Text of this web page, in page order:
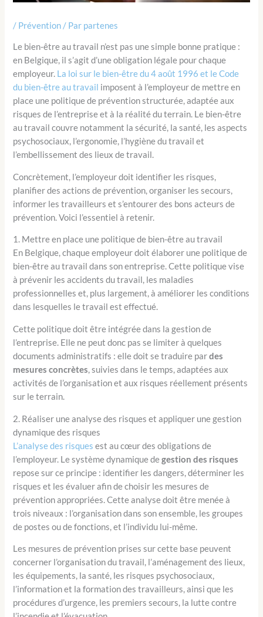
/ Prévention / Par partenes
Le bien-être au travail n’est pas une simple bonne pratique :
en Belgique, il s’agit d’une obligation légale pour chaque
employeur. La loi sur le bien-être du 4 août 1996 et le Code
du bien-être au travail imposent à l’employeur de mettre en
place une politique de prévention structurée, adaptée aux
risques de l’entreprise et à la réalité du terrain. Le bien-être
au travail couvre notamment la sécurité, la santé, les aspects
psychosociaux, l’ergonomie, l’hygiène du travail et
l’embellissement des lieux de travail.
Concrètement, l’employeur doit identifier les risques,
planifier des actions de prévention, organiser les secours,
informer les travailleurs et s’entourer des bons acteurs de
prévention. Voici l’essentiel à retenir.
1. Mettre en place une politique de bien-être au travail
En Belgique, chaque employeur doit élaborer une politique de
bien-être au travail dans son entreprise. Cette politique vise
à prévenir les accidents du travail, les maladies
professionnelles et, plus largement, à améliorer les conditions
dans lesquelles le travail est effectué.
Cette politique doit être intégrée dans la gestion de
l’entreprise. Elle ne peut donc pas se limiter à quelques
documents administratifs : elle doit se traduire pardes
mesures concrètes, suivies dans le temps, adaptées aux
activités de l’organisation et aux risques réellement présents
sur le terrain.
2. Réaliser une analyse des risques et appliquer une gestion
dynamique des risques
L’analyse des risques est au cœur des obligations de
l’employeur. Le système dynamique degestion des risques
repose sur ce principe : identifier les dangers, déterminer les
risques et les évaluer afin de choisir les mesures de
prévention appropriées. Cette analyse doit être menée à
trois niveaux : l’organisation dans son ensemble, les groupes
de postes ou de fonctions, et l’individu lui-même.
Les mesures de prévention prises sur cette base peuvent
concerner l’organisation du travail, l’aménagement des lieux,
les équipements, la santé, les risques psychosociaux,
l’information et la formation des travailleurs, ainsi que les
procédures d’urgence, les premiers secours, la lutte contre